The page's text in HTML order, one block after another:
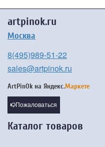
artpinok.ru
Москва
8(495)989-51-22
sales@artpinok.ru
ArtPinOk на Яндекс.Маркете
Пожаловаться
Каталог товаров